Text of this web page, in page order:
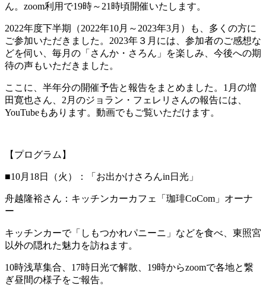
ん。zoom利用で19時～21時頃開催いたします。
2022年度下半期（2022年10月～2023年3月）も、多くの方に
ご参加いただきました。2023年３月には、参加者のご感想な
どを伺い、毎月の「さんか・さろん」を楽しみ、今後への期
待の声もいただきました。
ここに、半年分の開催予告と報告をまとめました。1月の増
田寛也さん、2月のジョラン・フェレリさんの報告には、
YouTubeもあります。動画でもご覧いただけます。
【プログラム】
■10月18日（火）：「お出かけさろんin日光」
舟越隆裕さん：キッチンカーカフェ「珈琲CoCom」オーナ
ー
キッチンカーで「しもつかれパニーニ」などを食べ、東照宮
以外の隠れた魅力を訪ねます。
10時浅草集合、17時日光で解散、19時からzoomで各地と繋
ぎ昼間の様子をご報告。